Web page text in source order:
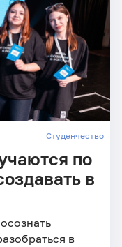
Студенчество
по
в
в